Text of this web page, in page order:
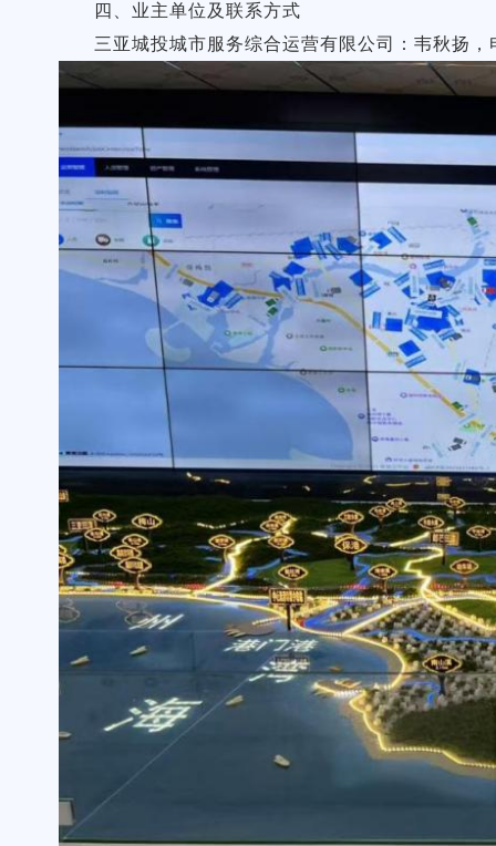
四、业主单位及联系方式
三亚城投城市服务综合运营有限公司：韦秋扬，